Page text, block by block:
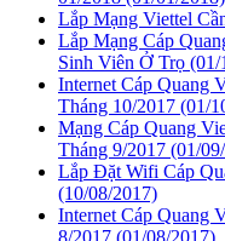
Lắp Mạng Viettel
Lắp Mạng Cáp
Sinh Viên Ở Trọ (01/
Internet Cáp Quang
Tháng 10/2017 (01/
Mạng Cáp Quang
Tháng 9/2017 (01/
Lắp Đặt Wifi Cáp
(10/08/2017)
Internet Cáp Quang